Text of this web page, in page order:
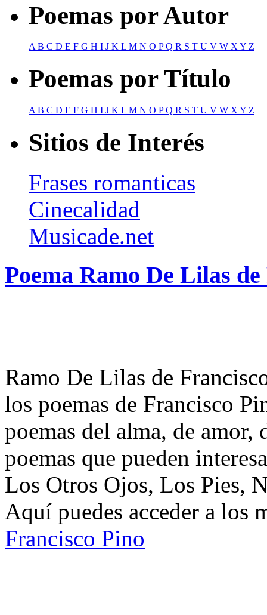
Poemas por Autor
AB C D E F G H I J K L M N O PQ R S T U V W XY Z
Poemas por Título
A B C D E F G H I J K L M N O PQ R S T U V W X Y Z
Sitios de Interés
Frases romanticas
Cinecalidad
Musicade.net
Poema Ramo De Lilas
Ramo De Lilas de
los poemas de Francisco
poemas del alma, de
poemas que pueden
Los Otros Ojos, Los Pies,
Aquí puedes acceder a los
Francisco Pino